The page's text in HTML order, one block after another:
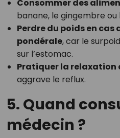
Consommer des
banane, le gingembre ou
Perdre du poids en cas
pondérale, car le
sur l’estomac.
Pratiquer la relaxation
aggrave le reflux.
5. Quand
médecin ?